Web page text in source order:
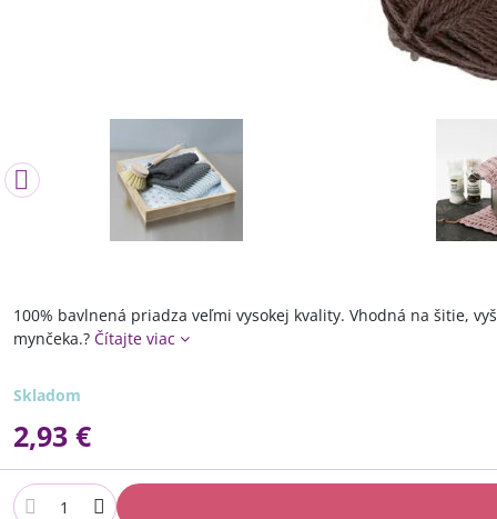
100% bavlnená priadza veľmi vysokej kvality. Vhodná na šitie,
mynčeka.? Čítajte viac
Skladom
2,93 €